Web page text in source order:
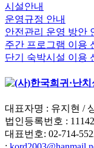
시설안내
운영규정 안내
안전관리 운영 방안
주간 프로그램 이용
단기 숙박시설 이용
대표자명 : 유지현 /
법인등록번호 :
대표번호: 02-714-